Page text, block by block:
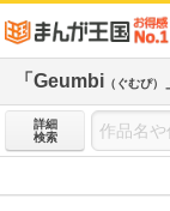
「Geumbi （ぐむぴ）
詳細
検索